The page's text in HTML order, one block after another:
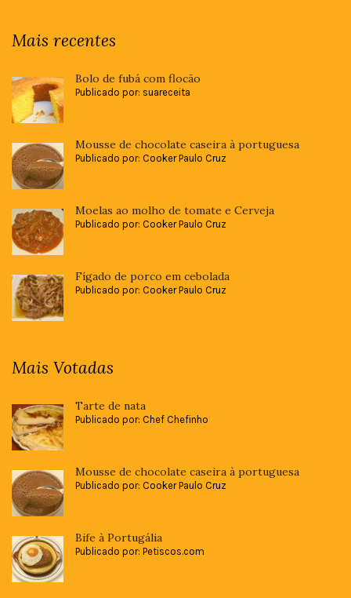
Mais recentes
Bolo de fubá com flocão
Publicado por: suareceita
Mousse de chocolate caseira à portuguesa
Publicado por: Cooker Paulo Cruz
Moelas ao molho de tomate e Cerveja
Publicado por: Cooker Paulo Cruz
Fígado de porco em cebolada
Publicado por: Cooker Paulo Cruz
Mais Votadas
Tarte de nata
Publicado por: Chef Chefinho
Mousse de chocolate caseira à portuguesa
Publicado por: Cooker Paulo Cruz
Bife à Portugália
Publicado por: Petiscos.com